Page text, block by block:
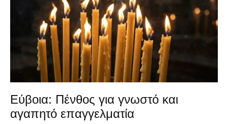
Εύβοια: Πένθος για γνωστό και
αγαπητό επαγγελματία